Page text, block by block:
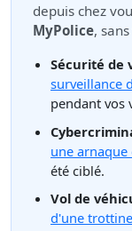
depuis chez
MyPolice,
Sécurité de
surveillance
pendant vos
une
été ciblé.
Vol de
d'une